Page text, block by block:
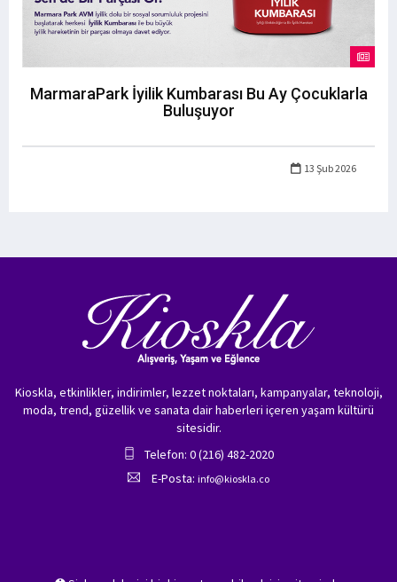
MarmaraPark İyilik Kumbarası Bu Ay Çocuklarla
Buluşuyor
13 Şub 2026
Kioskla, etkinlikler, indirimler, lezzet noktaları, kampanyalar, teknoloji,
moda, trend, güzellik ve sanata dair haberleri içeren yaşam kültürü
sitesidir.
Telefon: 0 (216) 482-2020
E-Posta: info@kioskla.co